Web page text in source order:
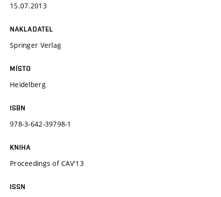
15.07.2013
NAKLADATEL
Springer Verlag
MÍSTO
Heidelberg
ISBN
978-3-642-39798-1
KNIHA
Proceedings of CAV'13
ISSN